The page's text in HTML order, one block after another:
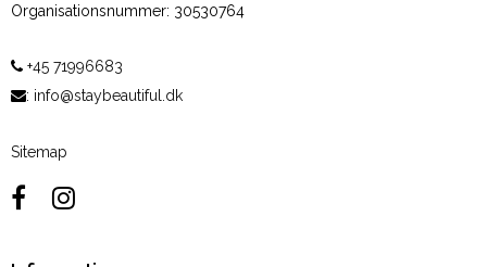
Organisationsnummer: 30530764
+45 71996683
: info@staybeautiful.dk
Sitemap